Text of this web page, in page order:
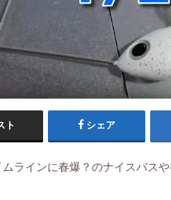
ト シェア
ラインに春爆？のナイスバス